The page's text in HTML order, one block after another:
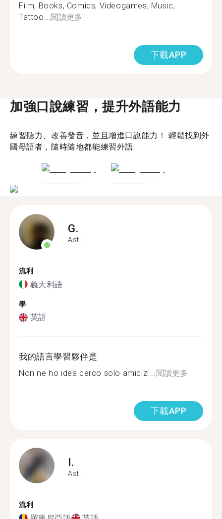
Film, Books, Comics, Videogames, Music,
Tattoo... 閱讀更多
下載APP
加強口說練習，提升外語能力
練習聽力、改善發音，並且增進口說能力！ 輕鬆找到外
國母語者，隨時隨地都能練習外語
G.
Asti
流利
義大利語
學
英語
我的語言學習夥伴是
Non ne ho idea cerco solo amicizi...閱讀更多
下載APP
I.
Asti
流利